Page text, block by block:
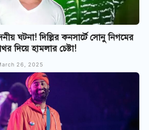
ঘটনা! দিল্লির কনসার্টে সোনু নিগমের
দিয়ে হামলার চেষ্টা!
26, 2025